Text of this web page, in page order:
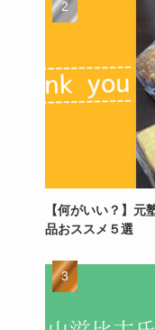
【何がいい？】元
品おススメ５選